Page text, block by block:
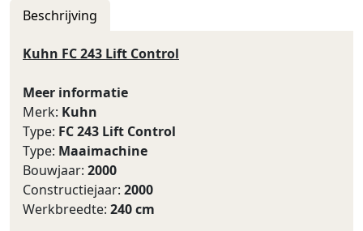
Beschrijving
Kuhn FC 243 Lift Control
Meer informatie
Merk: Kuhn
Type: FC 243 Lift Control
Type: Maaimachine
Bouwjaar: 2000
Constructiejaar: 2000
Werkbreedte: 240 cm